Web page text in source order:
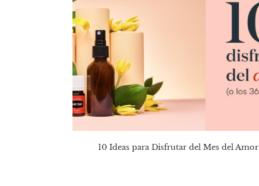
10 Ideas para Disfrutar del Mes del Amor